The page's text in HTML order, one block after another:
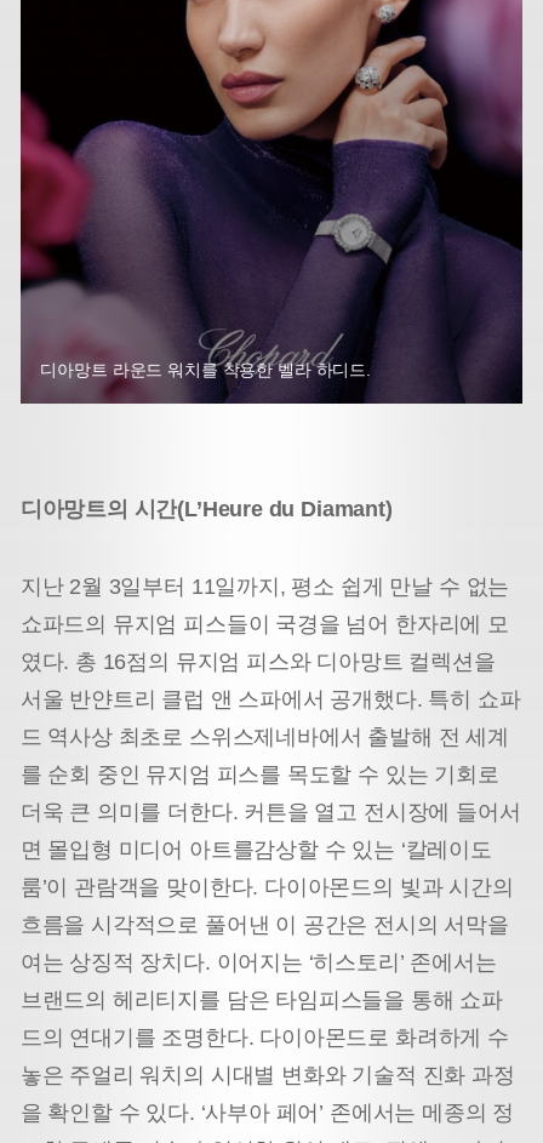
디아망트 라운드 워치를 착용한 벨라 하디드.
디아망트의 시간(L’Heure du Diamant)
지난 2월 3일부터 11일까지, 평소 쉽게 만날 수 없는
쇼파드의 뮤지엄 피스들이 국경을 넘어 한자리에 모
였다. 총 16점의 뮤지엄 피스와 디아망트 컬렉션을
서울 반얀트리 클럽 앤 스파에서 공개했다. 특히 쇼파
드 역사상 최초로 스위스제네바에서 출발해 전 세계
를 순회 중인 뮤지엄 피스를 목도할 수 있는 기회로
더욱 큰 의미를 더한다. 커튼을 열고 전시장에 들어서
면 몰입형 미디어 아트를감상할 수 있는 ‘칼레이도
룸’이 관람객을 맞이한다. 다이아몬드의 빛과 시간의
흐름을 시각적으로 풀어낸 이 공간은 전시의 서막을
여는 상징적 장치다. 이어지는 ‘히스토리’ 존에서는
브랜드의 헤리티지를 담은 타임피스들을 통해 쇼파
드의 연대기를 조명한다. 다이아몬드로 화려하게 수
놓은 주얼리 워치의 시대별 변화와 기술적 진화 과정
을 확인할 수 있다. ‘사부아 페어’ 존에서는 메종의 정